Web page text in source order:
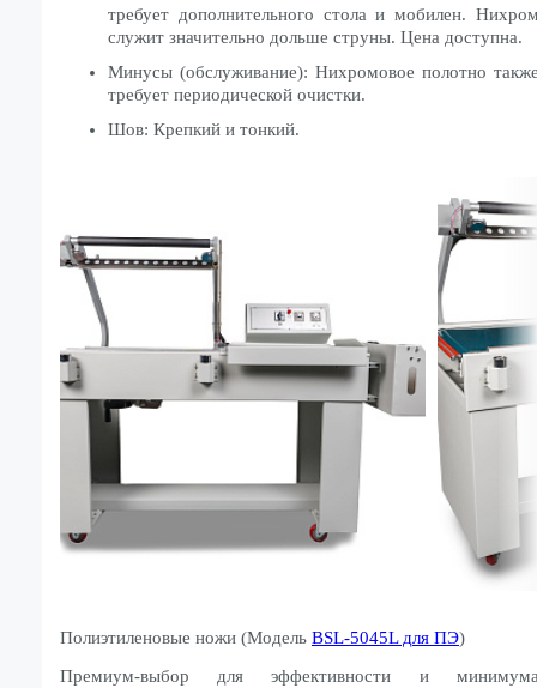
требует дополнительного стола и мобилен.
служит значительно дольше струны. Цена доступна.
Минусы (обслуживание): Нихромовое полотно
требует периодической очистки.
Шов: Крепкий и тонкий.
Полиэтиленовые ножи (Модель BSL-5045L для ПЭ)
Премиум-выбор для эффективности и